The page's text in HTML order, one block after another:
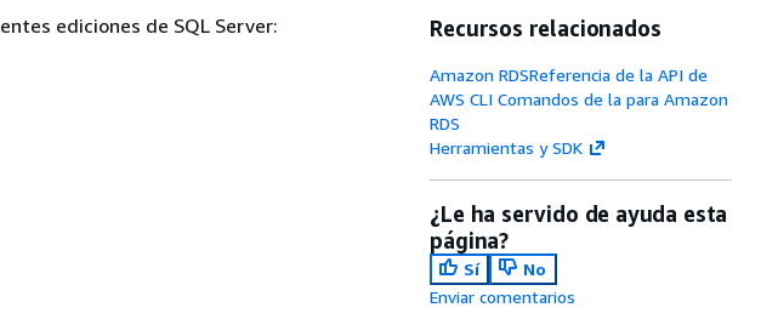
ediciones de SQL Server:
Recursos relacionados
Amazon RDSReferencia de la API de
AWS CLI Comandos de la para Amazon
RDS
Herramientas y SDK
¿Le ha servido de ayuda esta
página?
Sí
No
Enviar comentarios